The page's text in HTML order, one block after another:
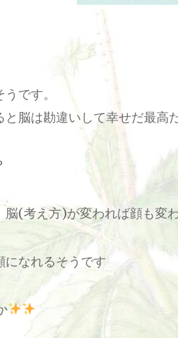
です。
脳は勘違いして幸せだ最高
脳(考え方)が変われば顔も変
になれるそうです